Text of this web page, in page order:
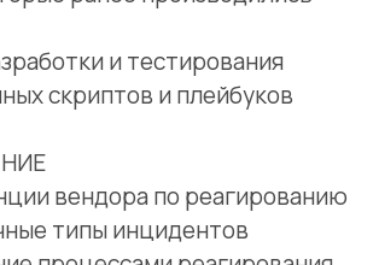
числа обрабатываемых
с 10 000 до 500
дней до 25 минут
реакция для 30%